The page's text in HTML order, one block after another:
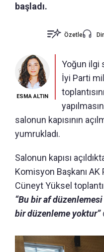
başladı.
Özetle
ESMA ALTIN
Yoğun ilgi
İyi Parti
salonun kapısının
yumrukladı.
Salonun kapısı
Komisyon Başkanı
Cüneyt Yüksel
“Bu bir af
bir düzenleme yoktur”